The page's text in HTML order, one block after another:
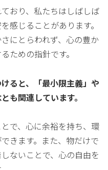
おり、私たちはしばしば
感じることがあります。
にとらわれず、心の豊か
ための指針です。
ると、「最小限主義」や
も関連しています。
で、心に余裕を持ち、環
きます。また、物だけで
ないことで、心の自由を